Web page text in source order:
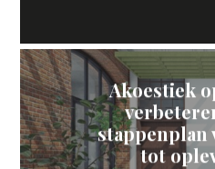
Akoestiek
stappenplan
tot